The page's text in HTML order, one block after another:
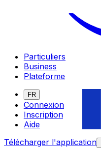
Particuliers
Business
Plateforme
FR
Connexion
Inscription
Aide
Télécharger l'application